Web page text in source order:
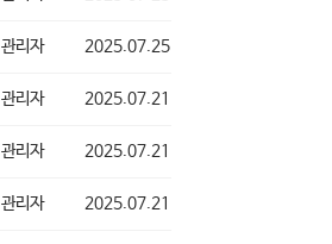
관리자 2025.07.25
관리자 2025.07.21
관리자 2025.07.21
관리자 2025.07.21